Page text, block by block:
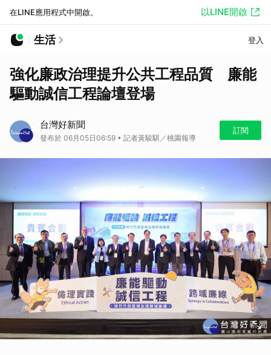
在LINE應用程式中開啟。 以LINE開啟
生活 登入
強化廉政治理提升公共工程品質 廉能
驅動誠信工程論壇登場
台灣好新聞
發布於 06月05日06:59 • 記者黃駿騏／桃園報導
訂閱